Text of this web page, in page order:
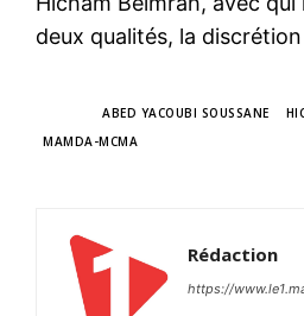
deux qualités, la
ABED YACOUBI SOUSSANE
MAMDA-MCMA
Rédaction
https://